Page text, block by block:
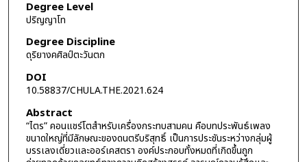
Degree Level
ปริญญาโท
Degree Discipline
ดุริยางคศิลป์ตะวันตก
DOI
10.58837/CHULA.THE.2021.624
Abstract
“ไตร” คอนแชร์โตสำหรับเครื่องกระทบสามคน คือบทประพันธ์เพลง
ขนาดใหญ่ที่มีลักษณะของดนตรีบริสุทธิ์ เป็นการประชันระหว่างกลุ่มผู้
บรรเลงเดี่ยวและออร์เคสตรา องค์ประกอบทั้งหมดที่เกิดขึ้นถูก